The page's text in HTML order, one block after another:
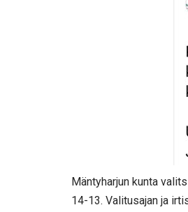
Mäntyharjun kunta
14-13. Valitusajan ja